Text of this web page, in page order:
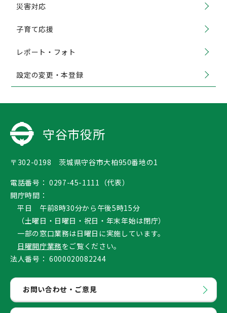
災害対応
子育て応援
レポート・フォト
設定の変更・本登録
守谷市役所
〒302-0198 茨城県守谷市大柏950番地の1
電話番号： 0297-45-1111（代表）
開庁時間：
平日 午前8時30分から午後5時15分
（土曜日・日曜日・祝日・年末年始は閉庁）
一部の窓口業務は日曜日に実施しています。
日曜開庁業務をご覧ください。
法人番号： 6000020082244
お問い合わせ・ご意見